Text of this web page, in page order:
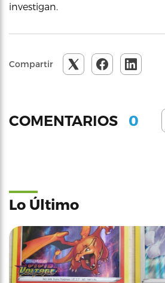
investigan.
Compartir
COMENTARIOS 0
Lo Último